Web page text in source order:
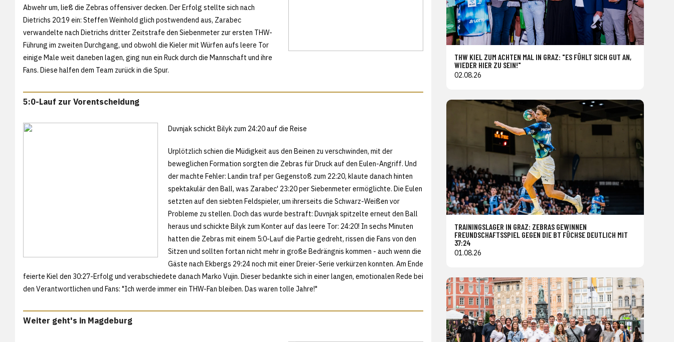
Abwehr um, ließ die Zebras offensiver decken. Der Erfolg stellte sich nach
Dietrichs 20:19 ein: Steffen Weinhold glich postwendend aus, Zarabec
verwandelte nach Dietrichs dritter Zeitstrafe den Siebenmeter zur ersten THW-
Führung im zweiten Durchgang, und obwohl die Kieler mit Würfen aufs leere Tor
einige Male weit daneben lagen, ging nun ein Ruck durch die Mannschaft und ihre
Fans. Diese halfen dem Team zurück in die Spur.
5:0-Lauf zur Vorentscheidung
Duvnjak schickt Bilyk zum 24:20 auf die Reise
Urplötzlich schien die Müdigkeit aus den Beinen zu verschwinden, mit der
beweglichen Formation sorgten die Zebras für Druck auf den Eulen-Angriff. Und
der machte Fehler: Landin traf per Gegenstoß zum 22:20, klaute danach hinten
spektakulär den Ball, was Zarabec' 23:20 per Siebenmeter ermöglichte. Die Eulen
setzten auf den siebten Feldspieler, um ihrerseits die Schwarz-Weißen vor
Probleme zu stellen. Doch das wurde bestraft: Duvnjak spitzelte erneut den Ball
heraus und schickte Bilyk zum Konter auf das leere Tor: 24:20! In sechs Minuten
hatten die Zebras mit einem 5:0-Lauf die Partie gedreht, rissen die Fans von den
Sitzen und sollten fortan nicht mehr in große Bedrängnis kommen - auch wenn die
Gäste nach Ekbergs 29:24 noch mit einer Dreier-Serie verkürzen konnten. Am Ende
feierte Kiel den 30:27-Erfolg und verabschiedete danach Marko Vujin. Dieser bedankte sich in einer langen, emotionalen Rede bei
den Verantwortlichen und Fans: "Ich werde immer ein THW-Fan bleiben. Das waren tolle Jahre!"
Weiter geht's in Magdeburg
THW KIEL ZUM ACHTEN MAL IN GRAZ: "ES FÜHLT SICH GUT AN,
WIEDER HIER ZU SEIN!"
02.08.26
TRAININGSLAGER IN GRAZ: ZEBRAS GEWINNEN
FREUNDSCHAFTSSPIEL GEGEN DIE BT FÜCHSE DEUTLICH MIT
37:24
01.08.26